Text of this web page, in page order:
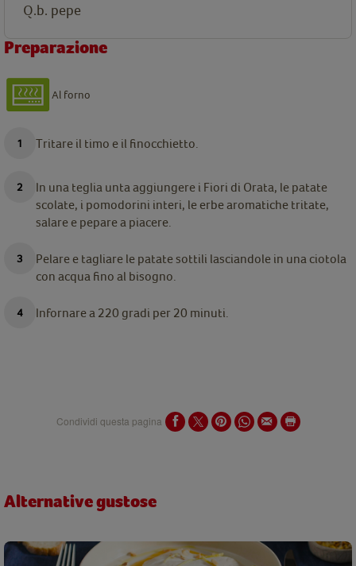
Q.b. pepe
Preparazione
Al forno
Tritare il timo e il finocchietto.
In una teglia unta aggiungere i Fiori di Orata, le patate
scolate, i pomodorini interi, le erbe aromatiche tritate,
salare e pepare a piacere.
Pelare e tagliare le patate sottili lasciandole in una ciotola
con acqua fino al bisogno.
Infornare a 220 gradi per 20 minuti.
Condividi questa pagina
Alternative gustose